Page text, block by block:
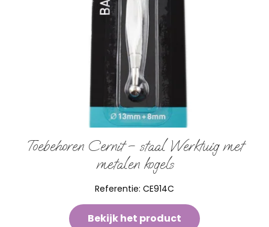
Toebehoren Cernit – staal Werktuig met
metalen kogels
Referentie: CE914C
Bekijk het product